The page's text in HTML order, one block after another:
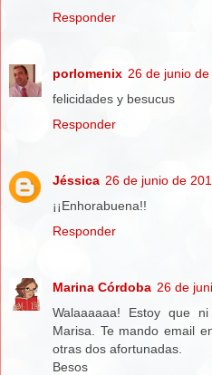
Responder
porlomenix 26 de junio
felicidades y besucus
Responder
Jéssica 26 de junio de
¡¡Enhorabuena!!
Responder
Marina Córdoba 26 de
Walaaaaaa! Estoy que
Marisa. Te mando email
otras dos afortunadas.
Besos